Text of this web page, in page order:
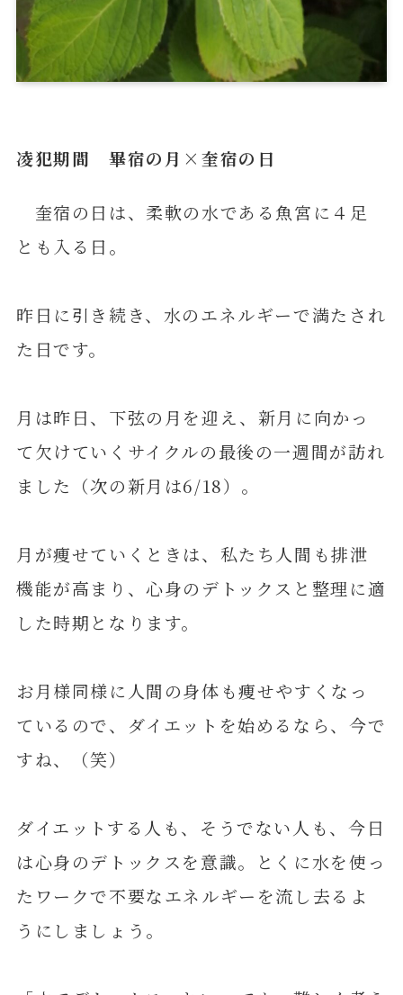
凌犯期間 畢宿の月×奎宿の日
奎宿の日は、柔軟の水である魚宮に４足
とも入る日。
昨日に引き続き、水のエネルギーで満たされ
た日です。
月は昨日、下弦の月を迎え、新月に向かっ
て欠けていくサイクルの最後の一週間が訪れ
ました（次の新月は6/18）。
月が痩せていくときは、私たち人間も排泄
機能が高まり、心身のデトックスと整理に適
した時期となります。
お月様同様に人間の身体も痩せやすくなっ
ているので、ダイエットを始めるなら、今で
すね、（笑）
ダイエットする人も、そうでない人も、今日
は心身のデトックスを意識。とくに水を使っ
たワークで不要なエネルギーを流し去るよ
うにしましょう。